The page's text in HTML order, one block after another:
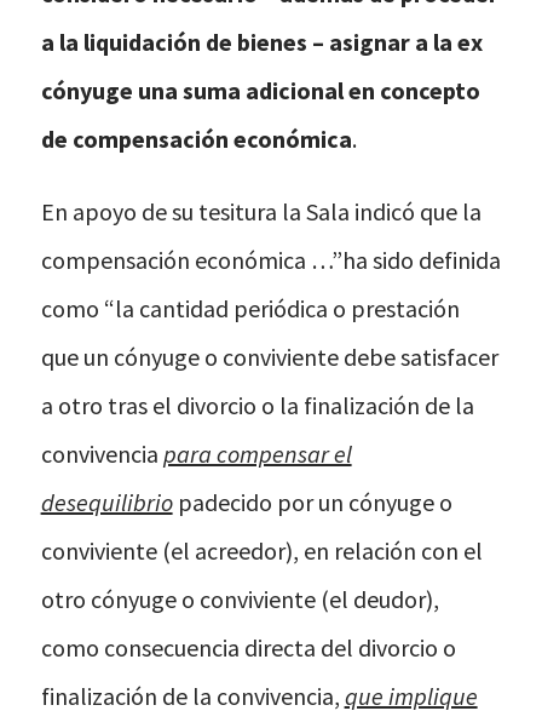
a la liquidación de bienes – asignar a la ex
cónyuge una suma adicional en concepto
de compensación económica.
En apoyo de su tesitura la Sala indicó que la
compensación económica …”ha sido definida
como “la cantidad periódica o prestación
que un cónyuge o conviviente debe satisfacer
a otro tras el divorcio o la finalización de la
convivencia para compensar el
desequilibriopadecido por un cónyuge o
conviviente (el acreedor), en relación con el
otro cónyuge o conviviente (el deudor),
como consecuencia directa del divorcio o
finalización de la convivencia, que implique